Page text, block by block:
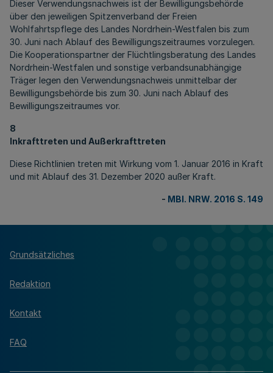
Dieser Verwendungsnachweis ist der Bewilligungsbehörde
über den jeweiligen Spitzenverband der Freien
Wohlfahrtspflege des Landes Nordrhein-Westfalen bis zum
30. Juni nach Ablauf des Bewilligungszeitraumes vorzulegen.
Die Kooperationspartner der Flüchtlingsberatung des Landes
Nordrhein-Westfalen und sonstige verbandsunabhängige
Träger legen den Verwendungsnachweis unmittelbar der
Bewilligungsbehörde bis zum 30. Juni nach Ablauf des
Bewilligungszeitraumes vor.
8
Inkrafttreten und Außerkrafttreten
Diese Richtlinien treten mit Wirkung vom 1. Januar 2016 in Kraft
und mit Ablauf des 31. Dezember 2020 außer Kraft.
- MBl. NRW. 2016 S. 149
Grundsätzliches
Redaktion
Kontakt
FAQ